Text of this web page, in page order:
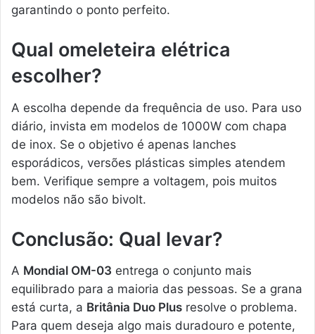
garantindo o ponto perfeito.
Qual omeleteira elétrica
escolher?
A escolha depende da frequência de uso. Para uso
diário, invista em modelos de 1000W com chapa
de inox. Se o objetivo é apenas lanches
esporádicos, versões plásticas simples atendem
bem. Verifique sempre a voltagem, pois muitos
modelos não são bivolt.
Conclusão: Qual levar?
A Mondial OM-03 entrega o conjunto mais
equilibrado para a maioria das pessoas. Se a grana
está curta, a Britânia Duo Plus resolve o problema.
Para quem deseja algo mais duradouro e potente,